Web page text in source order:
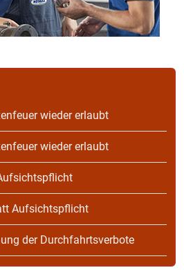
wieder erlaubt
wieder erlaubt
Aufsichtspflicht
der Durchfahrtsverbote